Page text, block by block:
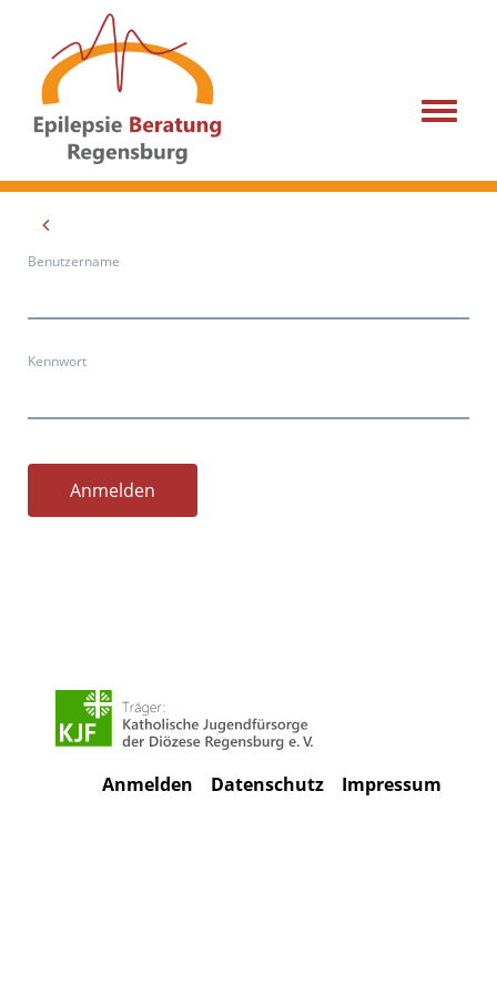
Menu
Benutzername
Kennwort
Anmelden
Impressum
Datenschutz
Anmelden